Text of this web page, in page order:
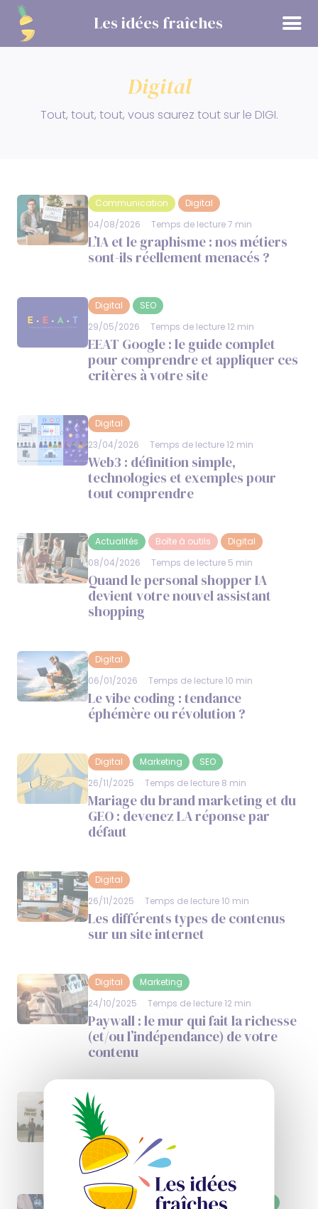
Les idées fraîches
Digital
Tout, tout, tout, vous saurez tout sur le DIGI.
Communication
Digital
04/08/2026
Temps de lecture 7 min
L’IA et le graphisme : nos métiers
sont-ils réellement menacés ?
Digital
SEO
29/05/2026
Temps de lecture 12 min
EEAT Google : le guide complet
pour comprendre et appliquer ces
critères à votre site
Digital
23/04/2026
Temps de lecture 12 min
Web3 : définition simple,
technologies et exemples pour
tout comprendre
Actualités Boîte à outils
Digital
08/04/2026
Temps de lecture 5 min
Quand le personal shopper IA
devient votre nouvel assistant
shopping
Digital
06/01/2026
Temps de lecture 10 min
Le vibe coding : tendance
éphémère ou révolution ?
Digital Marketing
SEO
26/11/2025
Temps de lecture 8 min
Mariage du brand marketing et du
GEO : devenez LA réponse par
défaut
Digital
26/11/2025
Temps de lecture 10 min
Les différents types de contenus
sur un site internet
Digital
Marketing
24/10/2025
Temps de lecture 12 min
Paywall : le mur qui fait la richesse
(et/ou l’indépendance) de votre
contenu
10/10/2025
Comment l’IA décompose vos
questions : le query fan-out
Communication Digital
Panneau de gestion des cookies